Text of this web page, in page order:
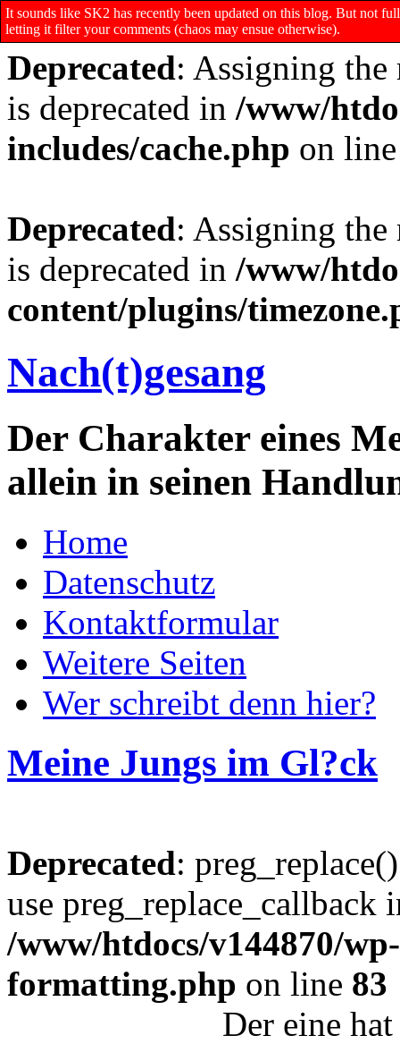
Deprecated: Assigning the
is deprecated in /www/
includes/cache.php on
Deprecated: Assigning the
is deprecated in /www/
content/plugins/
Nach(t)gesang
Der Charakter eines
allein in seinen
Home
Datenschutz
Kontaktformular
Weitere Seiten
Wer schreibt denn hier?
Meine Jungs im Gl?ck
Deprecated:
use preg_replace_callback
/www/htdocs/v144870/
formatting.php on line 83
Der eine
It sounds like SK2 has recently been updated on this blog. But not
letting it filter your comments (chaos may ensue otherwise).